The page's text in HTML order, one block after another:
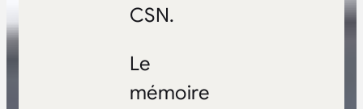
CSN.
Le
mémoire